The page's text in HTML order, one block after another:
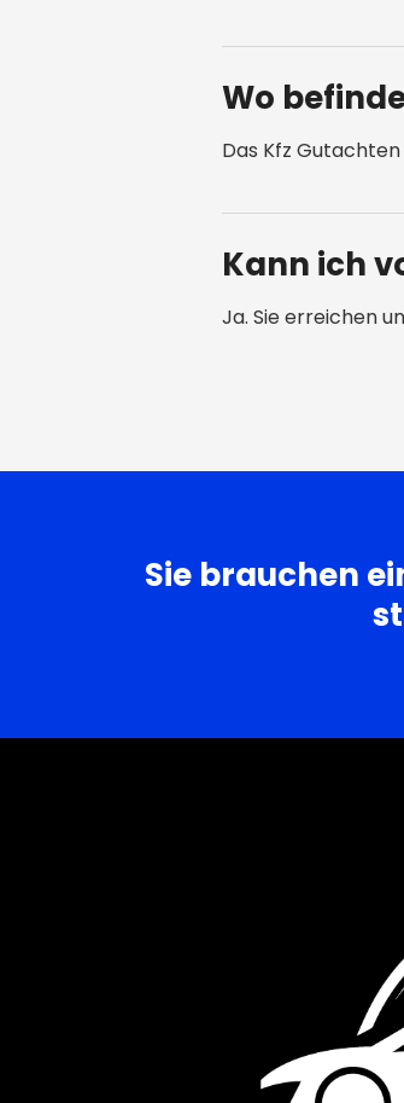
Wo
Das Kfz Gutachten
Kann ich
Ja. Sie erreichen
Sie brauchen